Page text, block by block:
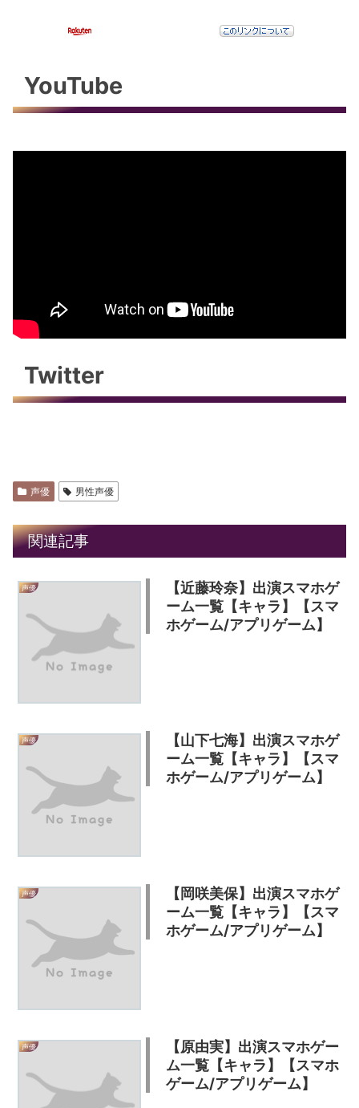
YouTube
Twitter
声優 男性声優
関連記事
声優
【近藤玲奈】出演スマホゲ
ーム一覧【キャラ】【スマ
ホゲーム/アプリゲーム】
声優
【山下七海】出演スマホゲ
ーム一覧【キャラ】【スマ
ホゲーム/アプリゲーム】
声優
【岡咲美保】出演スマホゲ
ーム一覧【キャラ】【スマ
ホゲーム/アプリゲーム】
声優
【原由実】出演スマホゲー
ム一覧【キャラ】【スマホ
ゲーム/アプリゲーム】